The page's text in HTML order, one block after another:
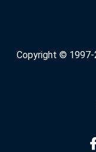
Copyright © 1997-